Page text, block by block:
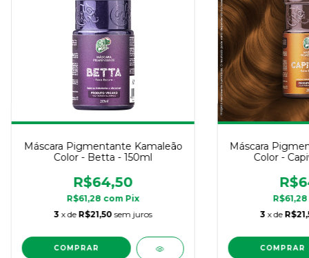
Máscara Pigmentante Kamaleão
Color - Betta - 150ml
R$64,50
R$61,28 com Pix
3 x de R$21,50 sem juros
Máscara
Color -
R$61,28
3 x de